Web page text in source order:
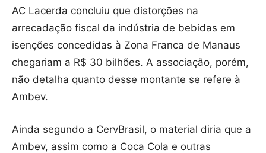
AC Lacerda concluiu que distorções na
arrecadação fiscal da indústria de bebidas em
isenções concedidas à Zona Franca de Manaus
chegariam a R$ 30 bilhões. A associação, porém,
não detalha quanto desse montante se refere à
Ambev.
Ainda segundo a CervBrasil, o material diria que a
Ambev, assim como a Coca Cola e outras